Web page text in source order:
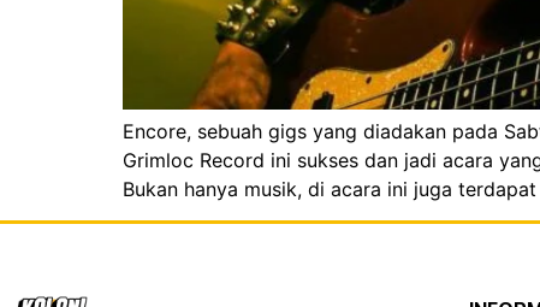
Encore, sebuah gigs yang diadakan pada
Grimloc Record ini sukses dan jadi acara
Bukan hanya musik, di acara ini juga